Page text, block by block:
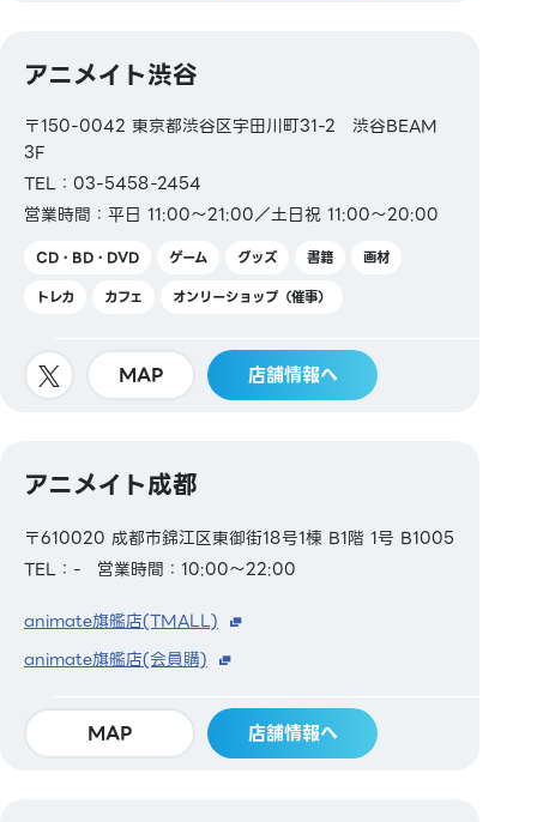
アニメイト渋谷
〒150-0042 東京都渋谷区宇田川町31-2 渋谷BEAM
3F
TEL：03-5458-2454
営業時間：平日 11:00～21:00／土日祝 11:00～20:00
CD・BD・DVD ゲーム グッズ 書籍
画材
トレカ
カフェ オンリーショップ（催事）
MAP 店舗情報へ
アニメイト成都
〒610020 成都市錦江区東御街18号1棟 B1階 1号 B1005
TEL：-
営業時間：10:00～22:00
animate旗艦店(TMALL)
animate旗艦店(会員購)
MAP 店舗情報へ